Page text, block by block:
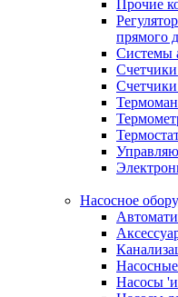
Прочие
прямого
Системы
Счетчики
Насосное
Насосы